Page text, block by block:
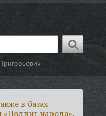
в базах
народа».